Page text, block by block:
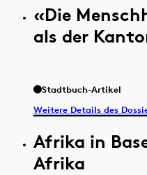
«Die
als der
Stadtbuch-Artikel
Weitere Details des
Afrika in
Afrika